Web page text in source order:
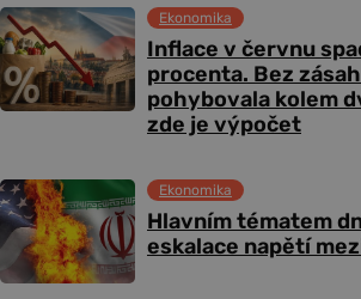
Inflace v červnu
procenta. Bez
pohybovala kolem
zde je výpočet
Ekonomika
Hlavním tématem
eskalace napětí
Ekonomika